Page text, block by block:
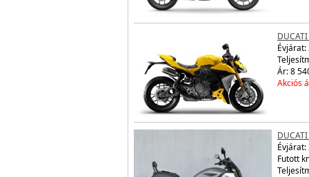
DUCATI
Évjárat:
Ár: 8
Akciós
Évjárat:
Futott